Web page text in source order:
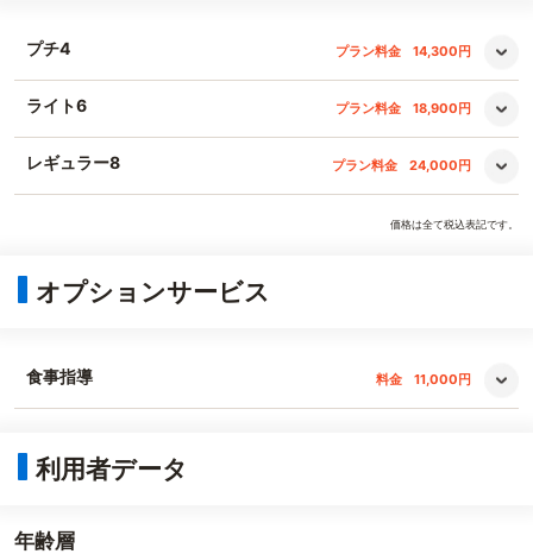
プチ4 プラン料金 14,300円
ライト6 プラン料金 18,900円
レギュラー8 プラン料金 24,000円
価格は全て税込表記です。
オプションサービス
食事指導 料金 11,000円
利用者データ
年齢層